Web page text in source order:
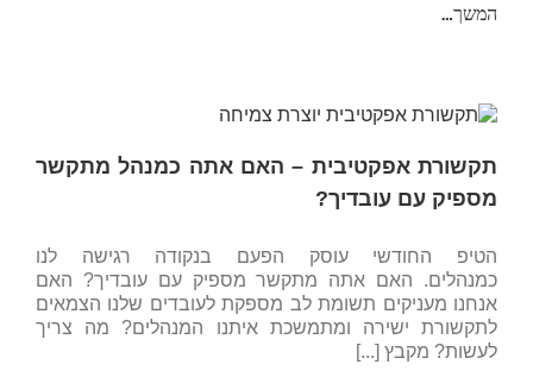
המשך…
תקשורת אפקטיבית – האם אתה כמנהל מתקשר
מספיק עם עובדיך?
הטיפ החודשי עוסק הפעם בנקודה רגישה לנו
כמנהלים. האם אתה מתקשר מספיק עם עובדיך? האם
אנחנו מעניקים תשומת לב מספקת לעובדים שלנו הצמאים
לתקשורת ישירה ומתמשכת איתנו המנהלים? מה צריך
לעשות? מקבץ [...]